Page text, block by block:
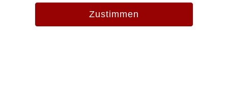
Zustimmen